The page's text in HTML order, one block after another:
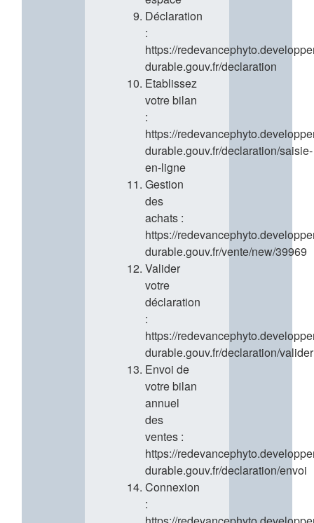
Déclaration
:
https://
durable.gouv.fr/declaration
Etablissez
votre bilan
:
https://
durable.gouv.fr/declaration/saisie-
en-ligne
Gestion
des
achats :
https://
durable.gouv.fr/vente/new/39969
Valider
votre
déclaration
:
https://
durable.gouv.fr/declaration/valider
Envoi de
votre bilan
annuel
des
ventes :
https://
durable.gouv.fr/declaration/envoi
Connexion
: